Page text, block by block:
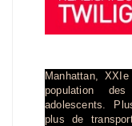
Manhattan,
population
adolescents.
plus de